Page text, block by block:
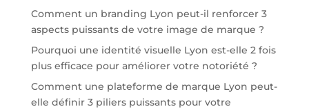
Comment un branding Lyon peut-il renforcer 3
aspects puissants de votre image de marque ?
Pourquoi une identité visuelle Lyon est-elle 2 fois
plus efficace pour améliorer votre notoriété ?
Comment une plateforme de marque Lyon peut-
elle définir 3 piliers puissants pour votre